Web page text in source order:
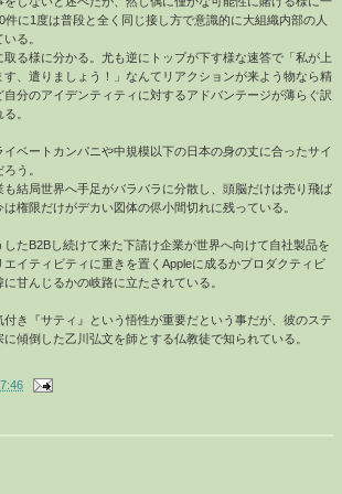
に1度は普段と全く同じ接し方で意識的に大組織内部の人
る。
る様に分かる。尤も逆にトップが下す様な速答で「私が上
、遣りましょう！」なんてリアクションが来よう物なら精
分のアイデンティティに対するアドバンテージが薄らぐ訳
。
ベートカンパニや中規模以下の日本の身の丈に合ったサイ
う。
結局世界へ手足がバラバラに分散し、頭脳だけは売り飛ば
権限だけがデカい図体の侭小間切れに残っている。
たB2Bし続けて来た下請け企業が世界へ向けて自社製品を
イティビティに重きを置くAppleに成るかプロダクティビ
甘んじるかの岐路に立たされている。
き『サティ』という悟性が重要だという事だが、彼のステ
傾倒した乙川弘文を師とする仏教徒で知られている。